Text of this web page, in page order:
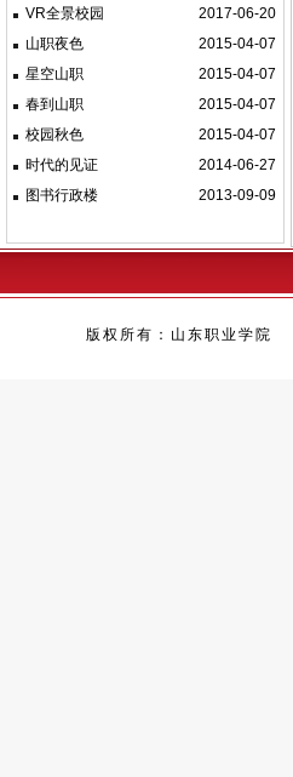
VR全景校园
2017-06-20
山职夜色
2015-04-07
星空山职
2015-04-07
春到山职
2015-04-07
校园秋色
2015-04-07
时代的见证
2014-06-27
图书行政楼
2013-09-09
版权所有：山东职业学